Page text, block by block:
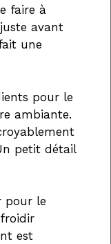
faire à
avant
une
pour le
ambiante.
petit détail
pour le
est